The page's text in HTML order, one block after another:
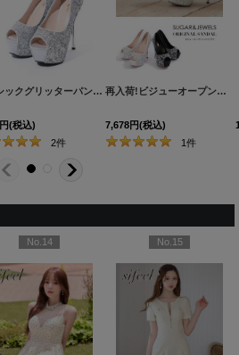
ベーシックグリッターパンプス/14cmヒール【2カラー/7サイズ】[OF02]
円(税込)
2件
再入荷!ビジューオープントゥプラットフォームパンプス【34-40サイズ/2カラー】[OF02]
7,678円(税込)
1件
No.14 No.15